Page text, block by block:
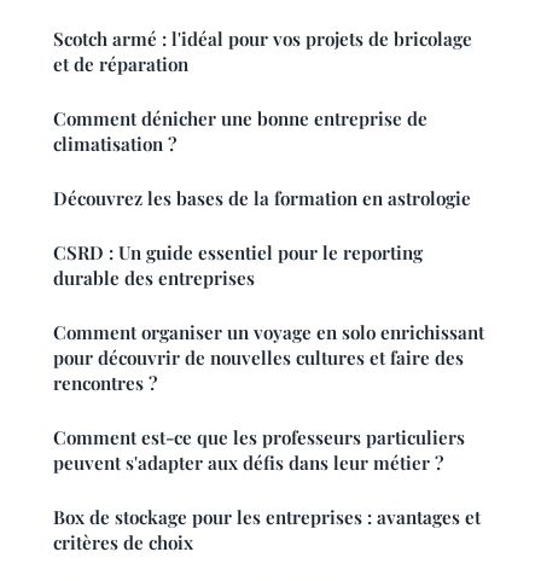
Scotch armé : l'idéal pour vos projets de bricolage
et de réparation
Comment dénicher une bonne entreprise de
climatisation ?
Découvrez les bases de la formation en astrologie
CSRD : Un guide essentiel pour le reporting
durable des entreprises
Comment organiser un voyage en solo enrichissant
pour découvrir de nouvelles cultures et faire des
rencontres ?
Comment est-ce que les professeurs particuliers
peuvent s'adapter aux défis dans leur métier ?
Box de stockage pour les entreprises : avantages et
critères de choix